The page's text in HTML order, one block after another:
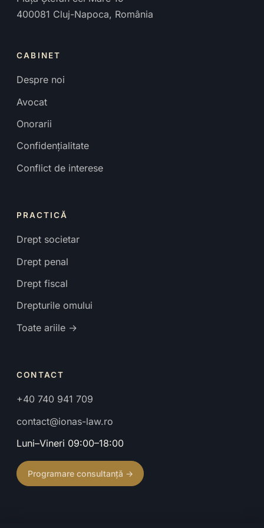
400081 Cluj-Napoca, România
CABINET
Despre noi
Avocat
Onorarii
Confidențialitate
Conflict de interese
PRACTICĂ
Drept societar
Drept penal
Drept fiscal
Drepturile omului
Toate ariile →
CONTACT
+40 740 941 709
contact@ionas-law.ro
Luni–Vineri 09:00–18:00
Programare consultanță →